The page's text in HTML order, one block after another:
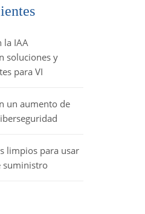
la IAA
soluciones y
para VI
un aumento de
limpios para usar
suministro